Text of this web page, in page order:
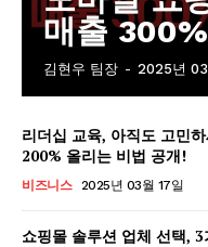
매출
김현우 팀장 - 2025년 03
리더십 교육, 아직도 고민
200% 올리는 비법 공개!
비즈니스 2025년 03월 17일
쇼핑몰 솔루션 업체 선택,